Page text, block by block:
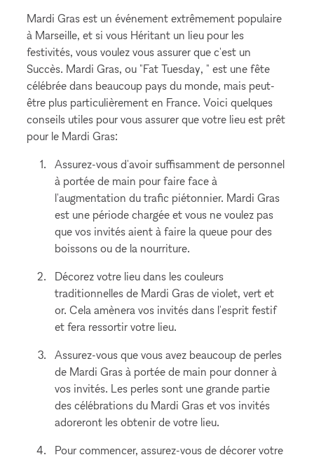
Mardi Gras est un événement extrêmement populaire
à Marseille, et si vous Héritant un lieu pour les
festivités, vous voulez vous assurer que c'est un
Succès. Mardi Gras, ou "Fat Tuesday, " est une fête
célébrée dans beaucoup pays du monde, mais peut-
être plus particulièrement en France. Voici quelques
conseils utiles pour vous assurer que votre lieu est prêt
pour le Mardi Gras:
Assurez-vous d'avoir suffisamment de personnel
à portée de main pour faire face à
l'augmentation du trafic piétonnier. Mardi Gras
est une période chargée et vous ne voulez pas
que vos invités aient à faire la queue pour des
boissons ou de la nourriture.
Décorez votre lieu dans les couleurs
traditionnelles de Mardi Gras de violet, vert et
or. Cela amènera vos invités dans l'esprit festif
et fera ressortir votre lieu.
Assurez-vous que vous avez beaucoup de perles
de Mardi Gras à portée de main pour donner à
vos invités. Les perles sont une grande partie
des célébrations du Mardi Gras et vos invités
adoreront les obtenir de votre lieu.
Pour commencer, assurez-vous de décorer votre